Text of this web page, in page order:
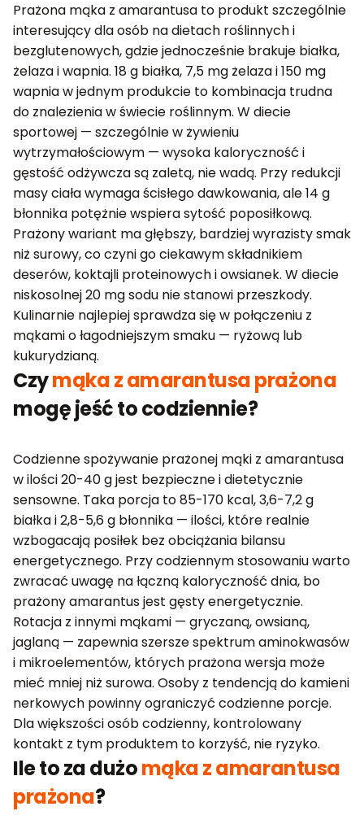
Prażona mąka z amarantusa to produkt szczególnie
interesujący dla osób na dietach roślinnych i
bezglutenowych, gdzie jednocześnie brakuje białka,
żelaza i wapnia. 18 g białka, 7,5 mg żelaza i 150 mg
wapnia w jednym produkcie to kombinacja trudna
do znalezienia w świecie roślinnym. W diecie
sportowej — szczególnie w żywieniu
wytrzymałościowym — wysoka kaloryczność i
gęstość odżywcza są zaletą, nie wadą. Przy redukcji
masy ciała wymaga ścisłego dawkowania, ale 14 g
błonnika potężnie wspiera sytość poposiłkową.
Prażony wariant ma głębszy, bardziej wyrazisty smak
niż surowy, co czyni go ciekawym składnikiem
deserów, koktajli proteinowych i owsianek. W diecie
niskosolnej 20 mg sodu nie stanowi przeszkody.
Kulinarnie najlepiej sprawdza się w połączeniu z
mąkami o łagodniejszym smaku — ryżową lub
kukurydzianą.
Czymąka z amarantusa prażona
mogę jeść to codziennie?
Codzienne spożywanie prażonej mąki z amarantusa
w ilości 20-40 g jest bezpieczne i dietetycznie
sensowne. Taka porcja to 85-170 kcal, 3,6-7,2 g
białka i 2,8-5,6 g błonnika — ilości, które realnie
wzbogacają posiłek bez obciążania bilansu
energetycznego. Przy codziennym stosowaniu warto
zwracać uwagę na łączną kaloryczność dnia, bo
prażony amarantus jest gęsty energetycznie.
Rotacja z innymi mąkami — gryczaną, owsianą,
jaglaną — zapewnia szersze spektrum aminokwasów
i mikroelementów, których prażona wersja może
mieć mniej niż surowa. Osoby z tendencją do kamieni
nerkowych powinny ograniczyć codzienne porcje.
Dla większości osób codzienny, kontrolowany
kontakt z tym produktem to korzyść, nie ryzyko.
Ile to za dużomąka z amarantusa
prażona?